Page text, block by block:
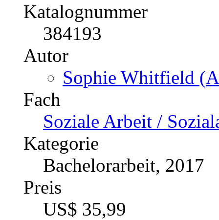
Katalognummer
384193
Autor
Sophie Whitfield
Fach
Soziale Arbeit /
Kategorie
Bachelorarbeit, 2017
Preis
US$ 35,99